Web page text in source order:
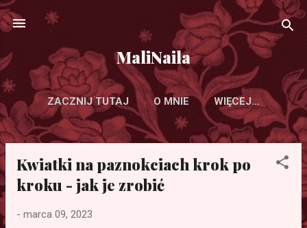
Przejdź do głównej zawartości
MaliNaila
ZACZNIJ TUTAJ O MNIE WIĘCEJ…
Kwiatki na paznokciach krok po
kroku - jak je zrobić
- marca 09, 2023